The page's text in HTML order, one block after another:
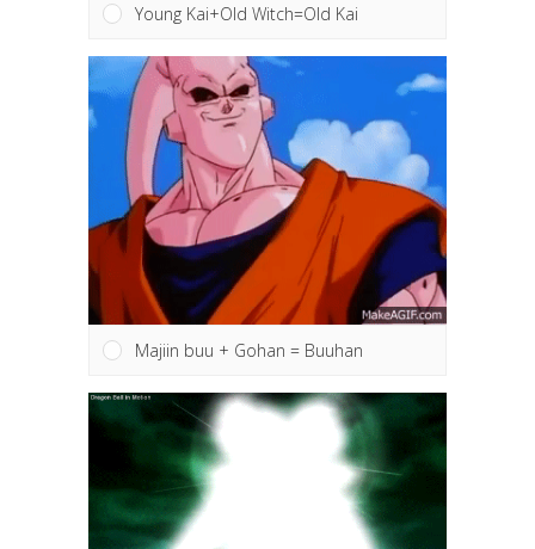
Young Kai+Old Witch=Old Kai
Majiin buu + Gohan = Buuhan